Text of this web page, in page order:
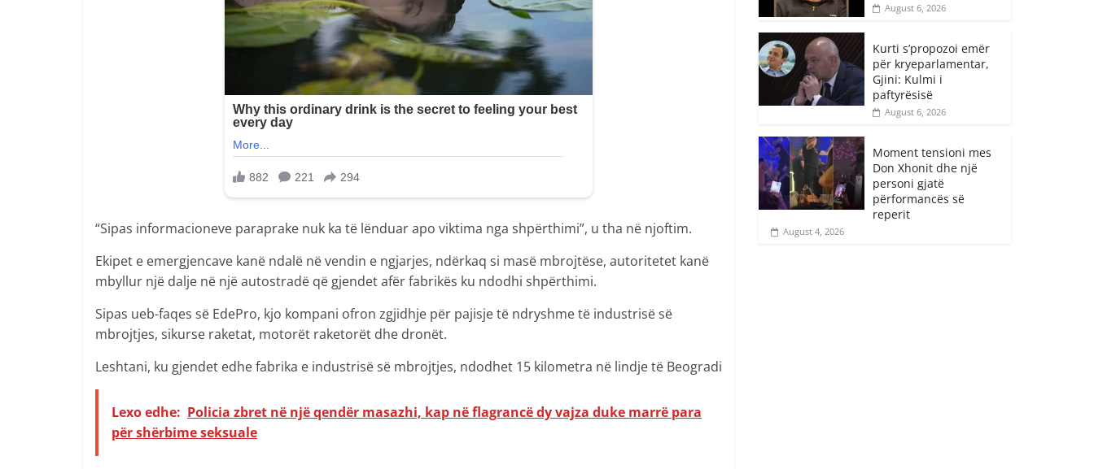
“Sipas informacioneve paraprake nuk ka të lënduar apo viktima nga shpërthimi”, u tha në njoftim.
Ekipet e emergjencave kanë ndalë në vendin e ngjarjes, ndërkaq si masë mbrojtëse, autoritetet kanë
mbyllur një dalje në një autostradë që gjendet afër fabrikës ku ndodhi shpërthimi.
Sipas ueb-faqes së EdePro, kjo kompani ofron zgjidhje për pajisje të ndryshme të industrisë së
mbrojtjes, sikurse raketat, motorët raketorët dhe dronët.
Leshtani, ku gjendet edhe fabrika e industrisë së mbrojtjes, ndodhet 15 kilometra në lindje të Beogradi
Lexo edhe: Policia zbret në një qendër masazhi, kap në flagrancë dy vajza duke marrë para
për shërbime seksuale
August 6, 2026
Kurti s’propozoi emër
për kryeparlamentar,
Gjini: Kulmi i
paftyrësisë
August 6, 2026
Moment tensioni mes
Don Xhonit dhe një
personi gjatë
përformancës së
reperit
August 4, 2026